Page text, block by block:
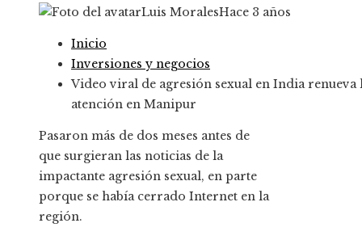
Luis MoralesHace 3 años
Inicio
Inversiones y negocios
Video viral de agresión sexual en India renueva
atención en Manipur
Pasaron más de dos meses antes de
que surgieran las noticias de la
impactante agresión sexual, en parte
porque se había cerrado Internet en la
región.